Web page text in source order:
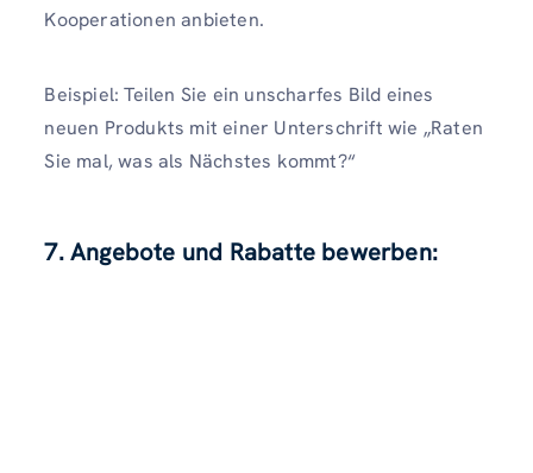
Kooperationen anbieten.
Beispiel: Teilen Sie ein unscharfes Bild eines
neuen Produkts mit einer Unterschrift wie „Raten
Sie mal, was als Nächstes kommt?“
7. Angebote und Rabatte bewerben: